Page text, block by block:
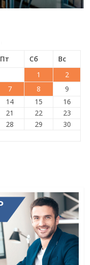
Пт Сб
Вс
1
2
7 8
9
14 15
16
21 22
23
28 29
30